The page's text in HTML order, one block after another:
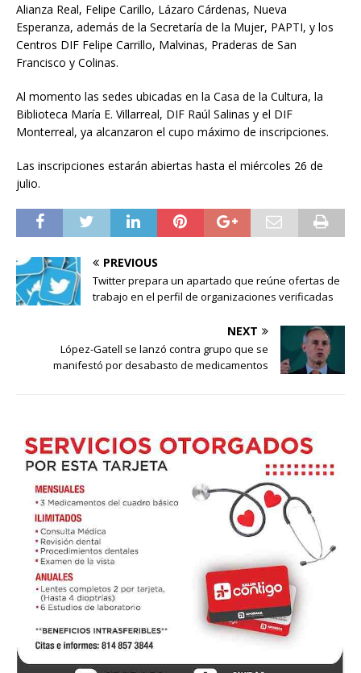
Alianza Real, Felipe Carillo, Lázaro Cárdenas, Nueva
Esperanza, además de la Secretaría de la Mujer, PAPTI, y los
Centros DIF Felipe Carrillo, Malvinas, Praderas de San
Francisco y Colinas.
Al momento las sedes ubicadas en la Casa de la Cultura, la
Biblioteca María E. Villarreal, DIF Raúl Salinas y el DIF
Monterreal, ya alcanzaron el cupo máximo de inscripciones.
Las inscripciones estarán abiertas hasta el miércoles 26 de
julio.
PREVIOUS
Twitter prepara un apartado que reúne ofertas de
trabajo en el perfil de organizaciones verificadas
NEXT
López-Gatell se lanzó contra grupo que se
manifestó por desabasto de medicamentos